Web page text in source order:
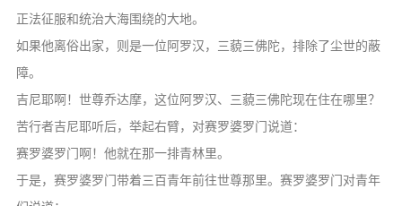
正法征服和统治大海围绕的大地。
如果他离俗出家，则是一位阿罗汉，三藐三佛陀，排除了尘世的蔽
障。
吉尼耶啊！世尊乔达摩，这位阿罗汉、三藐三佛陀现在住在哪里？
苦行者吉尼耶听后，举起右臂，对赛罗婆罗门说道：
赛罗婆罗门啊！他就在那一排青林里。
于是，赛罗婆罗门带着三百青年前往世尊那里。赛罗婆罗门对青年